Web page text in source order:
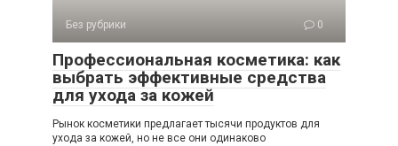
Без рубрики 0
Профессиональная косметика: как
выбрать эффективные средства
для ухода за кожей
Рынок косметики предлагает тысячи продуктов для
ухода за кожей, но не все они одинаково